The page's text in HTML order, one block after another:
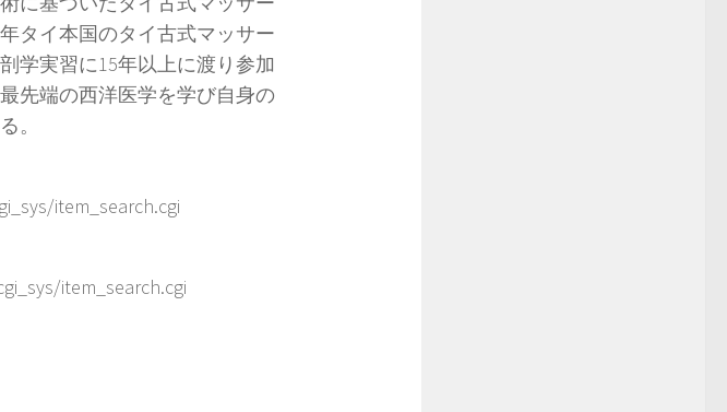
タイ本国のタイ古式マッサー
学実習に15年以上に渡り参加
先端の西洋医学を学び自身の
。
item_search.cgi
item_search.cgi